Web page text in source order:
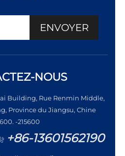
ENVOYER
NOUS
Building, Rue Renmin Middle,
Province du Jiangsu, Chine
-215600
+86-13601562190